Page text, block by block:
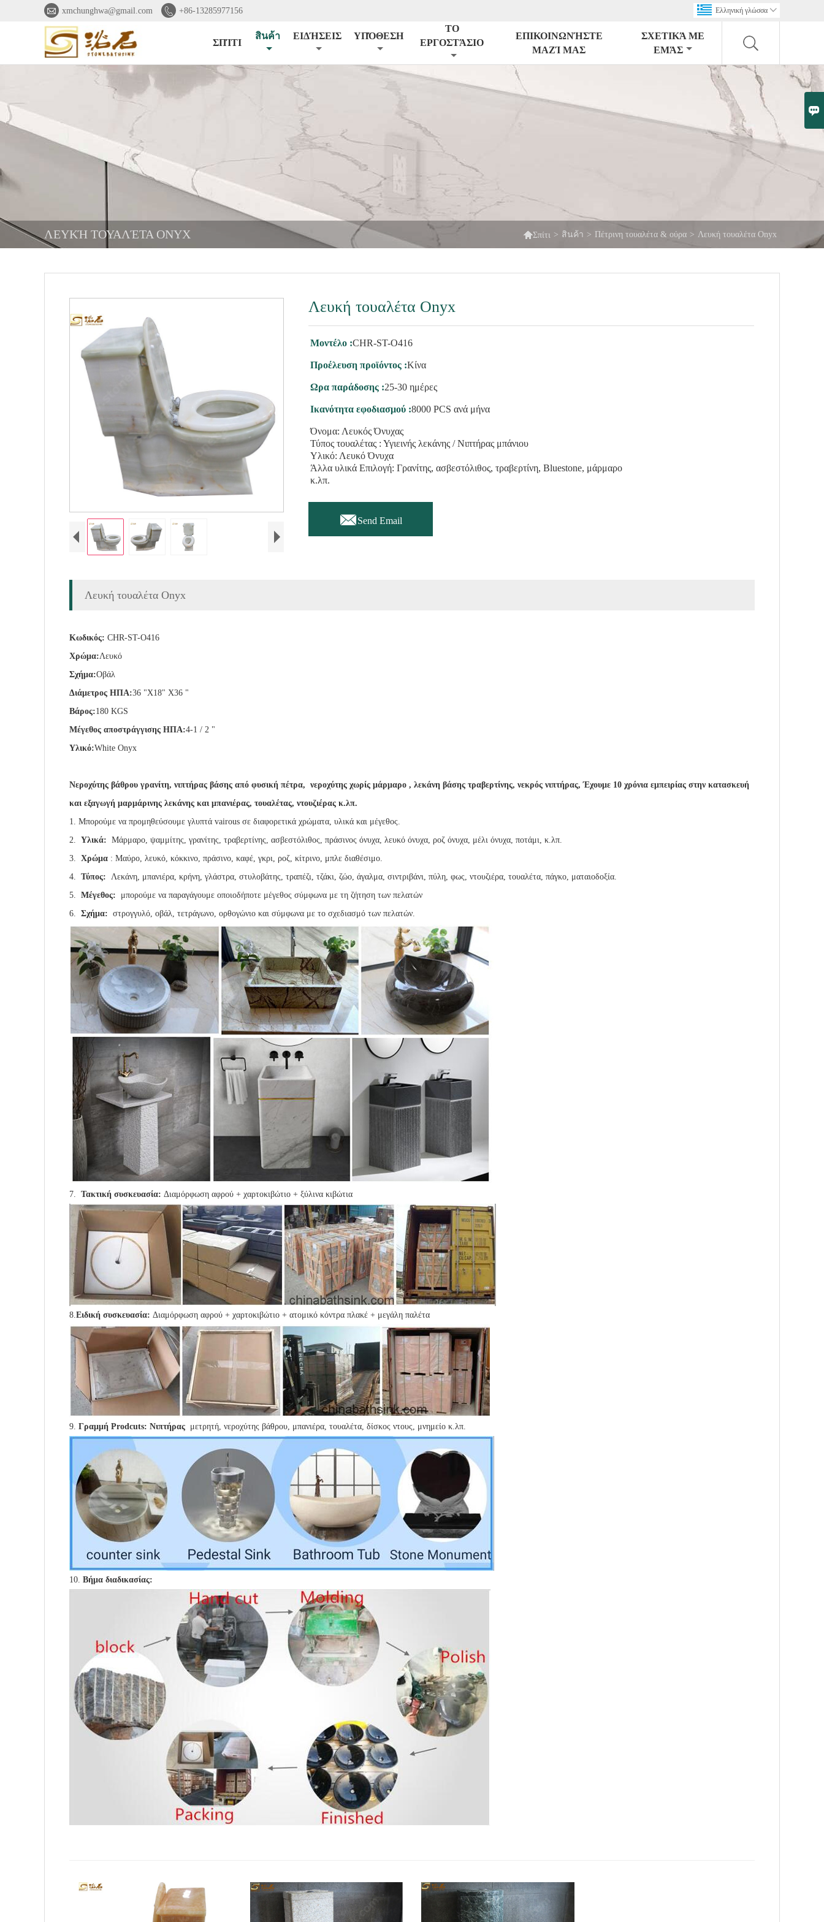

 xmchunghwa@gmail.com  +86-13285977156 Ελληνική γλώσσα 
ΣΠΊΤΙ
สินค้า ΕΙΔΉΣΕΙΣ ΥΠΌΘΕΣΗ
ΤΟ
ΕΡΓΟΣΤΆΣΙΟ
ΕΠΙΚΟΙΝΩΝΉΣΤΕ
ΜΑΖΊ ΜΑΣ
ΣΧΕΤΙΚΆ ΜΕ
ΕΜΆΣ
ΛΕΥΚΉ ΤΟΥΑΛΈΤΑ ONYX Σπίτι > สินค้า > Πέτρινη τουαλέτα & ούρα > Λευκή τουαλέτα Onyx
Λευκή τουαλέτα Onyx
Μοντέλο :CHR-ST-O416
Προέλευση προϊόντος :Κίνα
Ωρα παράδοσης :25-30 ημέρες
Ικανότητα εφοδιασμού :8000 PCS ανά μήνα
Όνομα: Λευκός Όνυχας
Τύπος τουαλέτας : Υγιεινής λεκάνης / Νιπτήρας μπάνιου
Υλικό: Λευκό Όνυχα
Άλλα υλικά Επιλογή: Γρανίτης, ασβεστόλιθος, τραβερτίνη, Bluestone, μάρμαρο
κ.λπ.
Send Email
Λευκή τουαλέτα Onyx
Κωδικός: CHR-ST-O416
Χρώμα:Λευκό
Σχήμα:Οβάλ
Διάμετρος ΗΠΑ:36 "X18" X36 "
Βάρος:180 KGS
Μέγεθος αποστράγγισης ΗΠΑ:4-1 / 2 "
Υλικό:White Onyx
Νεροχύτης βάθρου γρανίτη, νιπτήρας βάσης από φυσική πέτρα, νεροχύτης χωρίς μάρμαρο , λεκάνη βάσης τραβερτίνης, νεκρός νιπτήρας, Έχουμε 10 χρόνια εμπειρίας στην κατασκευή
και εξαγωγή μαρμάρινης λεκάνης και μπανιέρας, τουαλέτας, ντουζιέρας κ.λπ.
1. Μπορούμε να προμηθεύσουμε γλυπτά vairous σε διαφορετικά χρώματα, υλικά και μέγεθος.
2. Υλικά: Μάρμαρο, ψαμμίτης, γρανίτης, τραβερτίνης, ασβεστόλιθος, πράσινος όνυχα, λευκό όνυχα, ροζ όνυχα, μέλι όνυχα, ποτάμι, κ.λπ.
3. Χρώμα : Μαύρο, λευκό, κόκκινο, πράσινο, καφέ, γκρι, ροζ, κίτρινο, μπλε διαθέσιμο.
4. Τύπος: Λεκάνη, μπανιέρα, κρήνη, γλάστρα, στυλοβάτης, τραπέζι, τζάκι, ζώο, άγαλμα, σιντριβάνι, πύλη, φως, ντουζιέρα, τουαλέτα, πάγκο, ματαιοδοξία.
5. Μέγεθος:
μπορούμε να παραγάγουμε οποιοδήποτε μέγεθος σύμφωνα με τη ζήτηση των πελατών
6. Σχήμα: στρογγυλό, οβάλ, τετράγωνο, ορθογώνιο και σύμφωνα με το σχεδιασμό των πελατών.
7. Τακτική συσκευασία: Διαμόρφωση αφρού + χαρτοκιβώτιο + ξύλινα κιβώτια
8.Ειδική συσκευασία: Διαμόρφωση αφρού + χαρτοκιβώτιο + ατομικό κόντρα πλακέ + μεγάλη παλέτα
9. Γραμμή Prodcuts: Νιπτήρας μετρητή, νεροχύτης βάθρου, μπανιέρα, τουαλέτα, δίσκος ντους, μνημείο κ.λπ.
10. Βήμα διαδικασίας: